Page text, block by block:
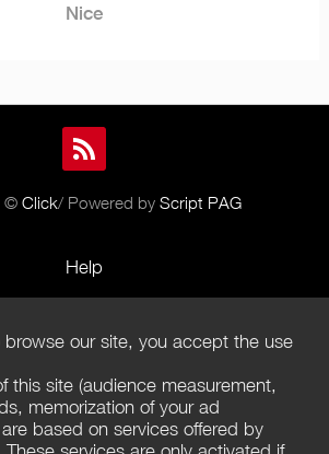
Nice
© Click/ Powered by Script PAG
Help
Terms of Use
Terms of Sales
Privacy Policy
browse our site, you accept the use
this site (audience measurement,
memorization of your ad
based on services offered by